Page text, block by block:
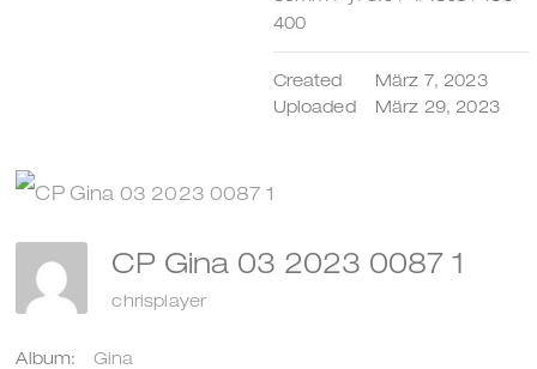
400
Created
März 7, 2023
Uploaded
März 29, 2023
CP Gina 03 2023 0087 1
chrisplayer
Album: Gina